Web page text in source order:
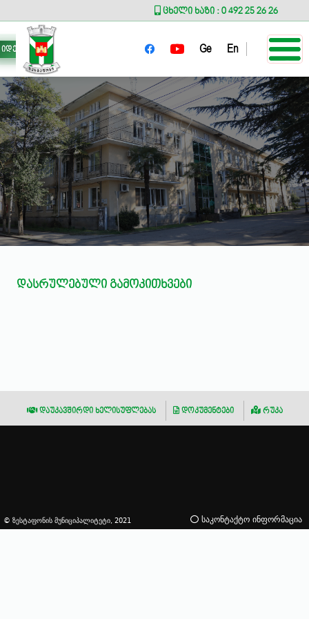
ცხელი ხაზი : 0 492 25 26 26
იდეა მერს Ge En
დასრულებული გამოკითხვები
დაუკავშირდი ხელისუფლებას დოკუმენტები რუკა
© ზესტაფონის მუნიციპალიტეტი, 2021 საკონტაქტო ინფორმაცია